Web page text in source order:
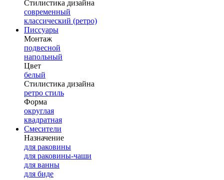
Стилистика дизайна
современный
классический (ретро)
Писсуары
Монтаж
подвесной
напольный
Цвет
белый
Стилистика дизайна
ретро стиль
Форма
округлая
квадратная
Смесители
Назначение
для раковины
для раковины-чаши
для ванны
для биде